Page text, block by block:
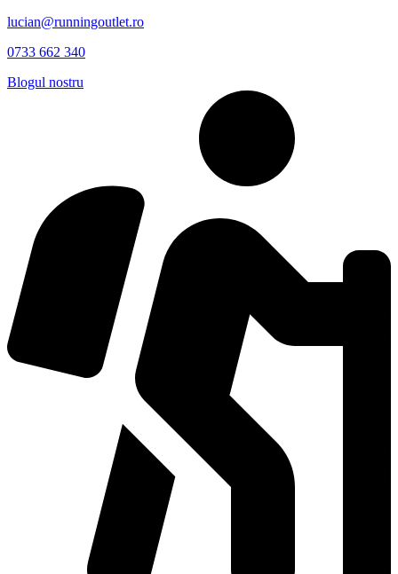
lucian@runningoutlet.ro
0733 662 340
Blogul nostru